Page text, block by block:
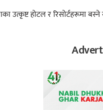
उत्कृष्ट होटल र रिसोर्टहरूमा